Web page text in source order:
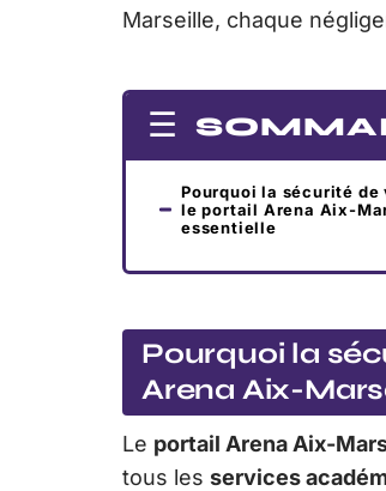
Marseille, chaque
Pourquoi la sécurité
le portail Arena Aix-
essentielle
Pourquoi la
Arena Aix-
Le portail Arena Aix-
tous les services